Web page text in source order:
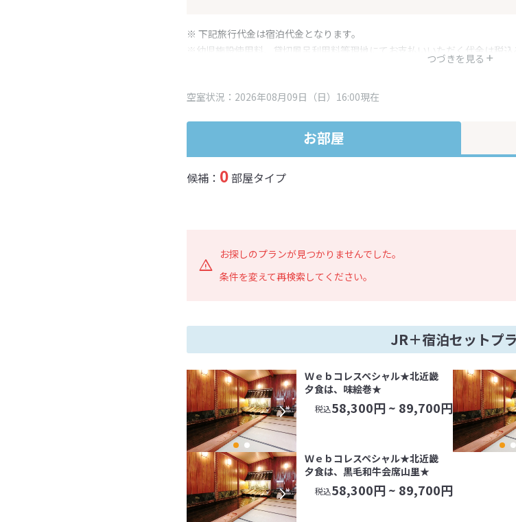
つづきを見る
※ 下記旅行代金は宿泊代金となります。
※幼児施設使用料、貸切風呂利用料等現地にてお支払いいただく代金は税
空室状況：2026年08月09日（日）16:00現在
お部屋
候補： 0部屋タイプ
お探しのプランが見つかりませんでした。
条件を変えて再検索してください。
JR＋宿泊セットプ
Ｗｅｂコレスペシャル★北近畿
夕食は、味絵巻★
税込58,300円 ~ 89,700円
Ｗｅｂコレスペシャル★北近畿
夕食は、黒毛和牛会席山里★
税込58,300円 ~ 89,700円